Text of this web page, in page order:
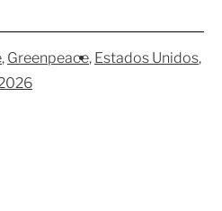
Greenpeace Estados Unidos